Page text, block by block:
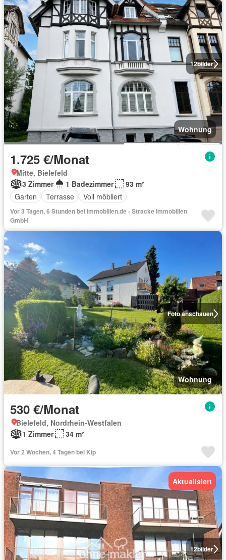
12bilder
Wohnung
1.725 €/Monat
Mitte, Bielefeld
3 Zimmer
1 Badezimmer
93 m²
Garten
Terrasse Voll möbliert
Vor 3 Tagen, 6 Stunden bei Immobilien.de - Stracke Immobilien
GmbH
Foto anschauen
Wohnung
530 €/Monat
Bielefeld, Nordrhein-Westfalen
1 Zimmer
34 m²
Vor 2 Wochen, 4 Tagen bei Kip
12bilder
Aktualisiert